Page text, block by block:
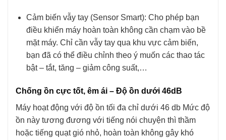
Cảm biến vẫy tay (Sensor Smart): Cho phép bạn
điều khiển máy hoàn toàn không cần chạm vào bề
mặt máy. Chỉ cần vẫy tay qua khu vực cảm biến,
bạn đã có thể điều chỉnh theo ý muốn các thao tác
bật – tắt, tăng – giảm công suất,…
Chống ồn cực tốt, êm ái – Độ ồn dưới 46dB
Máy hoạt động với độ ồn tối đa chỉ dưới 46 db Mức độ
ồn này tương đương với tiếng nói chuyện thì thầm
hoặc tiếng quạt gió nhỏ, hoàn toàn không gây khó